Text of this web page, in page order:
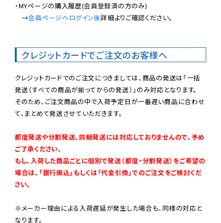
・MYページの購入履歴(会員登録済の方のみ)
→会員ページへログイン後詳細よりご確認ください。
クレジットカードでご注文のお客様へ
クレジットカードでのご注文につきましては、商品の発送は「一括
発送（すべての商品が揃ってからの発送）」のみ対応となります。
そのため、ご注文商品の中で入荷予定日が一番遅い商品に合わせ
て、まとめて発送させていただきます。
都度発送や分割発送、同梱発送には対応しておりませんので、予め
ご了承ください。
もし、入荷した商品ごとに個別で発送（都度・分割発送）をご希望の
場合は、「銀行振込」もしくは「代金引換」でのご注文をご検討くだ
さい。
※メーカー理由による入荷遅延が発生した場合も、同様の対応と
なります。